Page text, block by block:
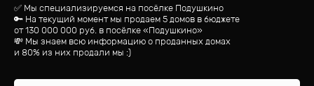
✅ Мы специализируемся на посёлке Подушкино
🔑 На текущий момент мы продаем 5 домов в бюджете
от130 000 000 руб. в посёлке «Подушкино»
💸 Мы знаем всю информацию о проданных домах
и 80% из них продали мы :)